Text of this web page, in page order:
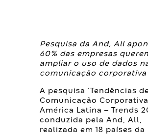
Pesquisa da And, All
60% das empresas
ampliar o uso de dados
comunicação corporativa
A pesquisa ‘Tendências
Comunicação
América Latina – Trends
conduzida pela And, All,
realizada em 18 países da